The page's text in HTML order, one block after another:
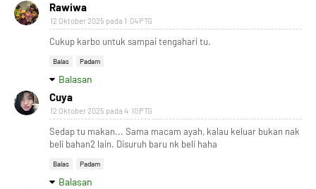
Rawiwa
12 Oktober 2025 pada 1:04 PTG
Cukup karbo untuk sampai tengahari tu.
Balas Padam
Balasan
Cuya
12 Oktober 2025 pada 4:10 PTG
Sedap tu makan... Sama macam ayah, kalau keluar bukan nak
beli bahan2 lain. Disuruh baru nk beli haha
Balas Padam
Balasan